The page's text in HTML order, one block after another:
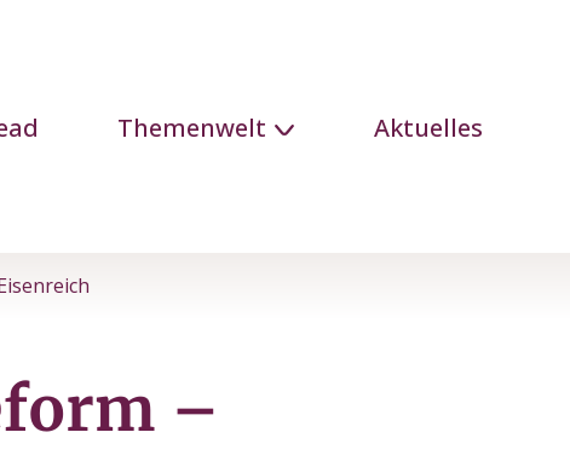
Themenwelt Aktuelles
–